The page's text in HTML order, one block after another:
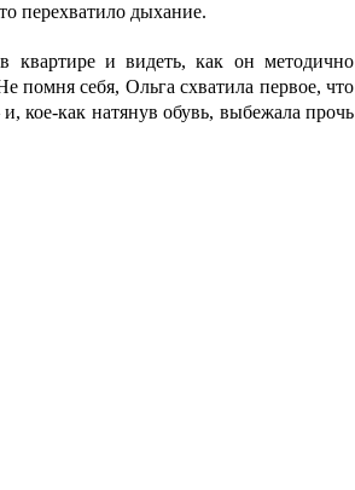
перехватило дыхание.
квартире и видеть, как он методично
помня себя, Ольга схватила первое, что
кое-как натянув обувь, выбежала прочь